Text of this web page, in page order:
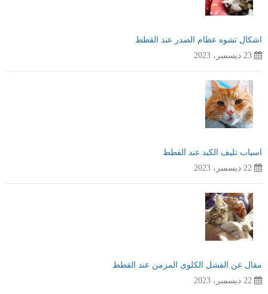
اشكال تشوه عظام الصدر عند القطط
23 ديسمبر، 2023
اسباب تليف الكبد عند القطط
22 ديسمبر، 2023
مقال عن الفشل الكلوى المزمن عند القطط
22 ديسمبر، 2023